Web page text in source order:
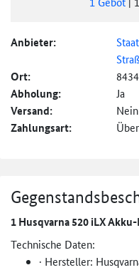
Anbieter:
Ort:
Abholung: Ja
Versand: Nein
Zahlungsart:
1 Husqvarna 520 iLX
Technische Daten:
· Hersteller: